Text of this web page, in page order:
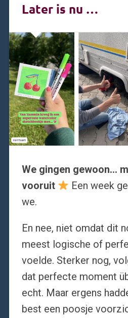
Later is nu …
We gingen gewoon…
vooruit
Een week
we.
En nee, niet omdat dit
meest logische of
voelde. Sterker nog,
dat perfecte moment
echt. Maar ergens
best een poosje